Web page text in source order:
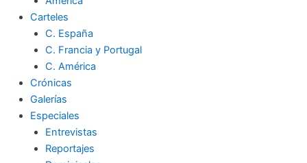
Carteles
C. España
C. Francia y Portugal
C. América
Crónicas
Galerías
Especiales
Entrevistas
Reportajes